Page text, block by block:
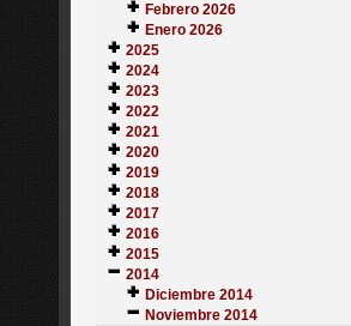
Febrero 2026
Enero 2026
2025
2024
2023
2022
2021
2020
2019
2018
2017
2016
2015
2014
Diciembre 2014
Noviembre 2014